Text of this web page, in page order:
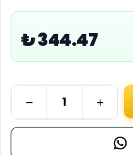
₺ 344.47